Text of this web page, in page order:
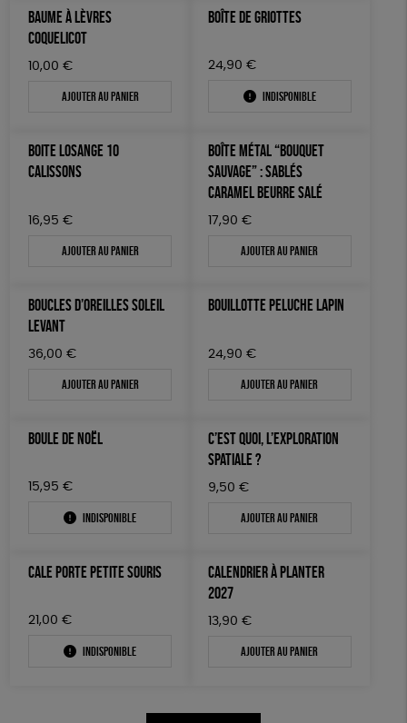
PAPETERIE
LIVRES
TOUT
Disponibilité
150 € - 200 €
Plus de 200€
Fabriqué en Espagne
Fabriqué en France Agriculture Biologique
Biodégradable FSC
BAUME À LÈVRES
COQUELICOT
10,00 €
Ajouter au panier
BOÎTE DE GRIOTTES
24,90 €
Indisponible
BOITE LOSANGE 10
CALISSONS
16,95 €
Ajouter au panier
BOÎTE MÉTAL “BOUQUET
SAUVAGE” : SABLÉS
CARAMEL BEURRE SALÉ
17,90 €
Ajouter au panier
BOUCLES D’OREILLES SOLEIL
LEVANT
36,00 €
Ajouter au panier
BOUILLOTTE PELUCHE LAPIN
24,90 €
Ajouter au panier
BOULE DE NOËL
15,95 €
Indisponible
C’EST QUOI, L’EXPLORATION
SPATIALE ?
9,50 €
Ajouter au panier
CALE PORTE PETITE SOURIS
21,00 €
Indisponible
CALENDRIER À PLANTER
2027
13,90 €
Ajouter au panier